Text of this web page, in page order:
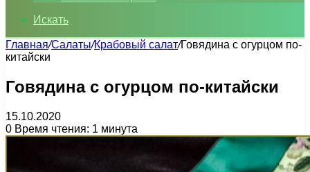
Искать
Главная/Салаты/Крабовый салат/Говядина с огурцом по-
китайски
Говядина с огурцом по-китайски
15.10.2020
0 Время чтения: 1 минута